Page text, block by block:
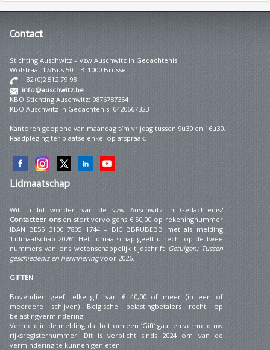
Contact
Stichting Auschwitz – vzw Auschwitz in Gedachtenis
Wolstraat 17/Bus 50 – B-1000 Brussel
+32 (0)2 512 79 98
info@auschwitz.be
KBO Stichting Auschwitz: 0876787354
KBO Auschwitz in Gedachtenis: 0420667323
Kantoren geopend van maandag t/m vrijdag tussen 9u30 en 16u30.
Raadpleging ter plaatse enkel op afspraak.
Lidmaatschap
Wilt u lid worden van de vzw Auschwitz in Gedachtenis?
Contacteer onsen stort vervolgens € 50,00 op rekeningnummer
IBAN BE55 3100 7805 1744 – BIC BBRUBEBB met als melding
‘Lidmaatschap 2026’. Het lidmaatschap geeft u recht op de twee
nummers van ons wetenschappelijk tijdschrift Getuigen: Tussen
geschiedenis en herinneringvoor 2026.
GIFTEN
Bovendien geeft elke gift van € 40,00 of meer (in een of
meerdere schijven) Belgische belastingbetalers recht op
belastingvermindering.
Vermeld in de melding dat het om een ‘Gift’ gaat en vermeld uw
rijksregisternummer. Dit is verplicht sinds 2024 om van de
vermindering te kunnen genieten.